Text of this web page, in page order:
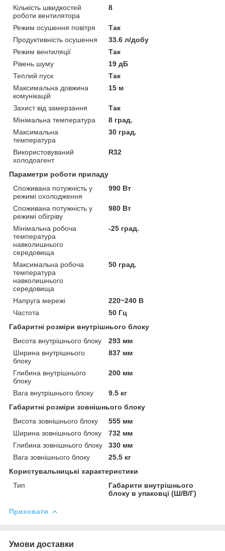
Кількість швидкостей
роботи вентилятора
8
Режим осушення повітря
Так
Продуктивність осушення
33.6 л/добу
Режим вентиляції
Так
Рівень шуму
19 дБ
Теплий пуск
Так
Максимальна довжина
комунікацій
15 м
Захист від замерзання
Так
Мінімальна температура
8 град.
Максимальна
температура
30 град.
Використовуваний
холодоагент
R32
Параметри роботи приладу
Споживана потужність у
режимі охолодження
990 Вт
Споживана потужність у
режимі обігріву
980 Вт
Мінімальна робоча
температура
навколишнього
середовища
-25 град.
Максимальна робоча
температура
навколишнього
середовища
50 град.
Напруга мережі
220~240 В
Частота
50 Гц
Габаритні розміри внутрішнього блоку
Висота внутрішнього блоку
293 мм
Ширина внутрішнього
блоку
837 мм
Глибина внутрішнього
блоку
200 мм
Вага внутрішнього блоку
9.5 кг
Габаритні розміри зовнішнього блоку
Висота зовнішнього блоку
555 мм
Ширина зовнішнього блоку
732 мм
Глибина зовнішнього блоку
330 мм
Вага зовнішнього блоку
25.5 кг
Користувальницькі характеристики
Тип
Габарити внутрішнього
блоку в упаковці (Ш/В/Г)
Приховати
Умови доставки